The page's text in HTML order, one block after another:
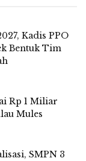
Kadis PPO
Bentuk Tim
Rp 1 Miliar
Mules
SMPN 3